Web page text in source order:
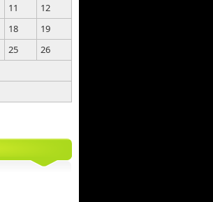
11
12
18
19
25
26